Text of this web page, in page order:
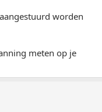
worden
meten op je